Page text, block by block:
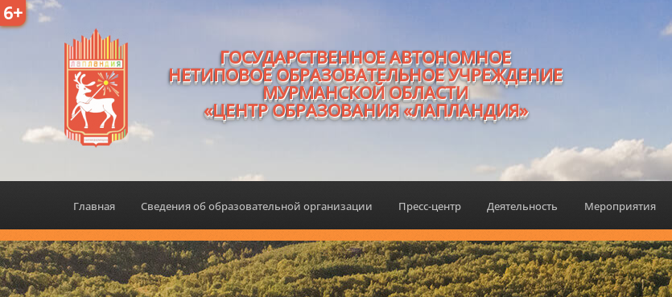
6+
ГОСУДАРСТВЕННОЕ АВТОНОМНОЕ
НЕТИПОВОЕ ОБРАЗОВАТЕЛЬНОЕ УЧРЕЖДЕНИЕ
МУРМАНСКОЙ ОБЛАСТИ
«ЦЕНТР ОБРАЗОВАНИЯ «ЛАПЛАНДИЯ»
Главная Сведения об образовательной организации Пресс-центр Деятельность Мероприятия